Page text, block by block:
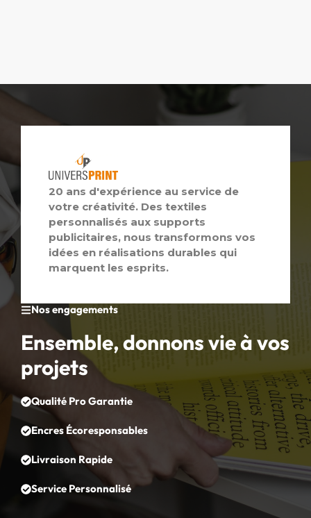
Nos engagements
Ensemble, donnons vie à vos
projets
Qualité Pro Garantie
Encres Écoresponsables
Livraison Rapide
Service Personnalisé
20 ans d'expérience au service de
votre créativité. Des textiles
personnalisés aux supports
publicitaires, nous transformons vos
idées en réalisations durables qui
marquent les esprits.